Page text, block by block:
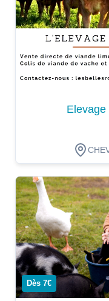
Dégustation
Dès 7€